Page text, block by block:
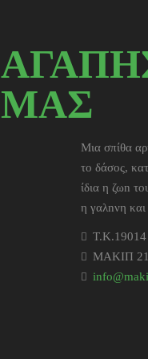
ΜΑΣ
Μια σπίθα
το δάσος,
ίδια η ζωn
η γαλnνη και
T.K.19014
ΜΑΚΙΠ